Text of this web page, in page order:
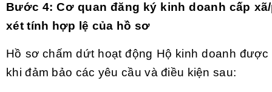
Bước 4: Cơ quan đăng ký kinh doanh cấp
xét tính hợp lệ của hồ sơ
Hồ sơ chấm dứt hoạt động Hộ kinh doanh
khi đảm bảo các yêu cầu và điều kiện sau: